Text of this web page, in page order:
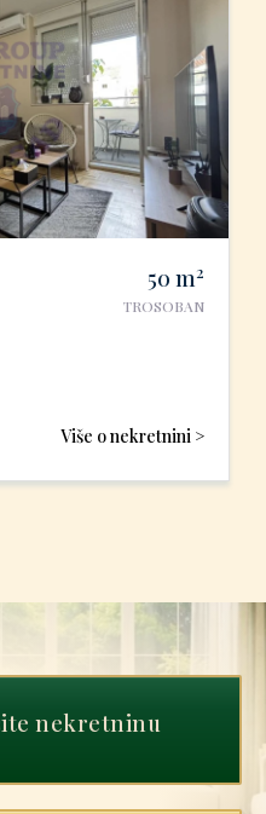
50 m2
TROSOBAN
Više o nekretnini >
nekretninu